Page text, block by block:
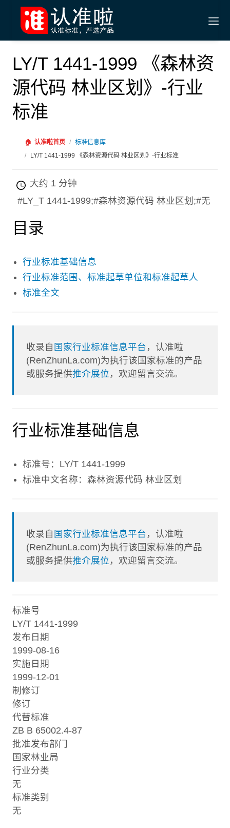
LY/T 1441-1999 《森林资
源代码 林业区划》-行业
标准
🏠 认准啦首页 / 标准信息库
/
LY/T 1441-1999 《森林资源代码 林业区划》-行业标准
大约 1 分钟
#LY_T 1441-1999;#森林资源代码 林业区划;#无
目录
行业标准基础信息
行业标准范围、标准起草单位和标准起草人
标准全文
收录自 国家行业标准信息平台 ，认准啦
(RenZhunLa.com)为执行该国家标准的产品
或服务提供推介展位 ，欢迎留言交流。
行业标准基础信息
标准号：LY/T 1441-1999
标准中文名称：森林资源代码 林业区划
收录自 国家行业标准信息平台 ，认准啦
(RenZhunLa.com)为执行该国家标准的产品
或服务提供推介展位 ，欢迎留言交流。
标准号
LY/T 1441-1999
发布日期
1999-08-16
实施日期
1999-12-01
制修订
修订
代替标准
ZB B 65002.4-87
批准发布部门
国家林业局
行业分类
无
标准类别
无